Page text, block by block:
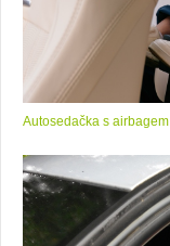
Autosedačka s airbagem